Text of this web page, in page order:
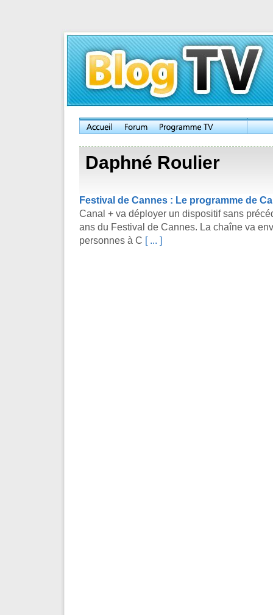
Daphné Roulier
Festival de Cannes : Le programme de
Canal + va déployer un dispositif sans
ans du Festival de Cannes. La chaîne va
personnes à C [ ... ]